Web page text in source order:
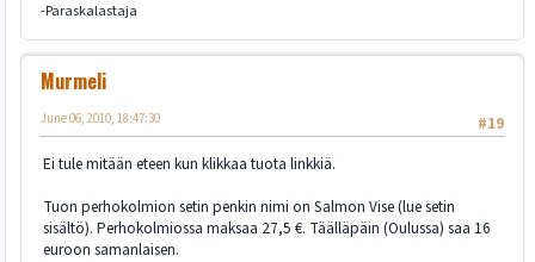
-Paraskalastaja
Murmeli
#19
June 06, 2010, 18:47:30
Ei tule mitään eteen kun klikkaa tuota linkkiä.
Tuon perhokolmion setin penkin nimi on Salmon Vise (lue setin
sisältö). Perhokolmiossa maksaa 27,5 €. Täälläpäin (Oulussa) saa 16
euroon samanlaisen.